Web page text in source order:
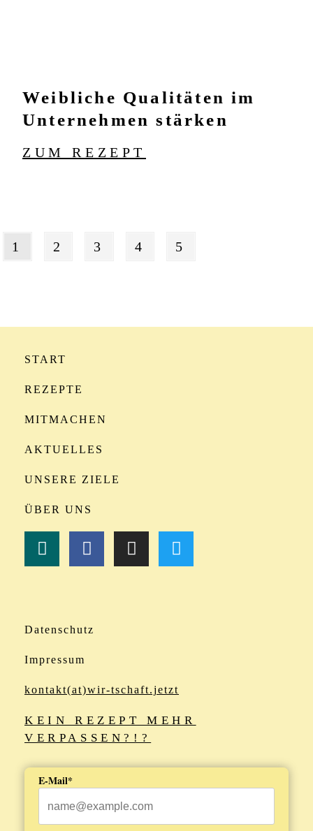
Weibliche Qualitäten im
Unternehmen stärken
ZUM REZEPT
1 2 3 4 5
START
REZEPTE
MITMACHEN
AKTUELLES
UNSERE ZIELE
ÜBER UNS
Datenschutz
Impressum
kontakt(at)wir-tschaft.jetzt
KEIN REZEPT MEHR
VERPASSEN?!?
E-Mail*